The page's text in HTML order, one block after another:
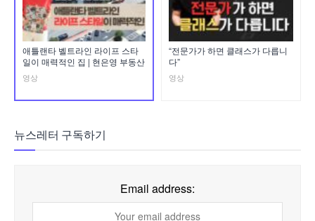
애틀랜타 벨트라인 라이프 스타
일이 매력적인 집 | 현은영 부동산
영상
“전문가가 하면 클래스가 다릅니
다”
영상
뉴스레터 구독하기
Email address: